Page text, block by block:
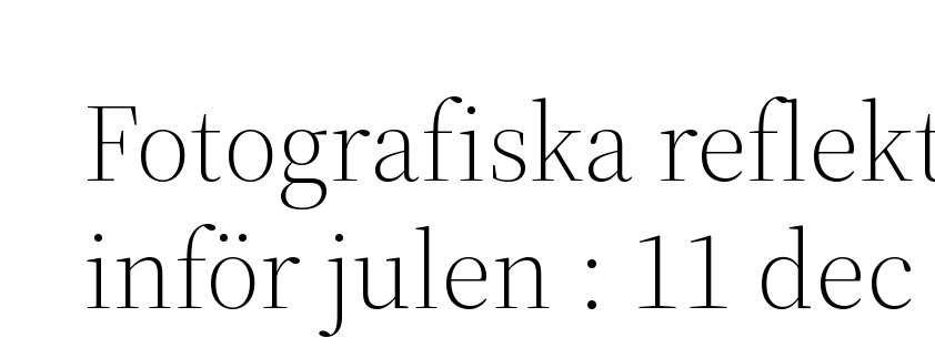
Fotografiska
inför julen : 11 dec